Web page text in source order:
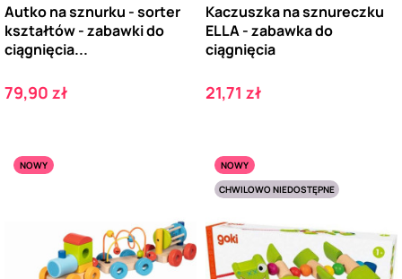
Autko na sznurku - sorter
kształtów - zabawki do
ciągnięcia...
Cena
79,90 zł
Kaczuszka na sznureczku
ELLA - zabawka do
ciągnięcia
Cena
21,71 zł
NOWY
NOWY
CHWILOWO NIEDOSTĘPNE